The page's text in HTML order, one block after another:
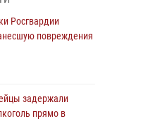
станции
защищенности для
Росгвардии
повреждения
задержали
прямо в